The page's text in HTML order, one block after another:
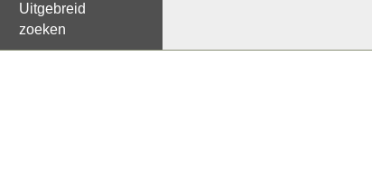
Uitgebreid
zoeken